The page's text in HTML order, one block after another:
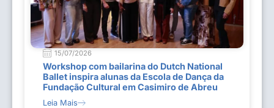
15/07/2026
Workshop com bailarina do Dutch National
Ballet inspira alunas da Escola de Dança da
Fundação Cultural em Casimiro de Abreu
Leia Mais